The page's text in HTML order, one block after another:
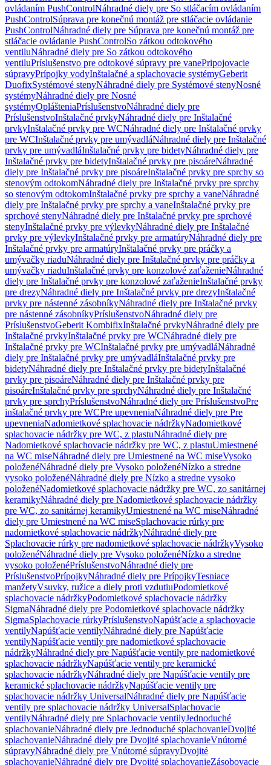
ovládaním PushControlNáhradné diely pre So stláčacím ovládaním
PushControlSúprava pre konečnú montáž pre stláčacie ovládanie
PushControlNáhradné diely pre Súprava pre konečnú montáž pre
stláčacie ovládanie PushControlSo zátkou odtokového
ventiluNáhradné diely pre So zátkou odtokového
ventiluPríslušenstvo pre odtokové súpravy pre vanePripojovacie
súpravyPrípojky vodyInštalačné a splachovacie systémyGeberit
DuofixSystémové stenyNáhradné diely pre Systémové stenyNosné
systémyNáhradné diely pre Nosné
systémyOplášteniaPríslušenstvoNáhradné diely pre
PríslušenstvoInštalačné prvkyNáhradné diely pre Inštalačné
prvkyInštalačné prvky pre WCNáhradné diely pre Inštalačné prvky
pre WCInštalačné prvky pre umývadláNáhradné diely pre Inštalačné
prvky pre umývadláInštalačné prvky pre bidetyNáhradné diely pre
Inštalačné prvky pre bidetyInštalačné prvky pre pisoáreNáhradné
diely pre Inštalačné prvky pre pisoáreInštalačné prvky pre sprchy so
stenovým odtokomNáhradné diely pre Inštalačné prvky pre sprchy
so stenovým odtokomInštalačné prvky pre sprchy a vaneNáhradné
diely pre Inštalačné prvky pre sprchy a vaneInštalačné prvky pre
sprchové stenyNáhradné diely pre Inštalačné prvky pre sprchové
stenyInštalačné prvky pre výlevkyNáhradné diely pre Inštalačné
prvky pre výlevkyInštalačné prvky pre armatúryNáhradné diely pre
Inštalačné prvky pre armatúryInštalačné prvky pre práčky a
umývačky riaduNáhradné diely pre Inštalačné prvky pre práčky a
umývačky riaduInštalačné prvky pre konzolové zaťaženieNáhradné
diely pre Inštalačné prvky pre konzolové zaťaženieInštalačné prvky
pre drezyNáhradné diely pre Inštalačné prvky pre drezyInštalačné
prvky pre nástenné zásobníkyNáhradné diely pre Inštalačné prvky
pre nástenné zásobníkyPríslušenstvoNáhradné diely pre
PríslušenstvoGeberit KombifixInštalačné prvkyNáhradné diely pre
Inštalačné prvkyInštalačné prvky pre WCNáhradné diely pre
Inštalačné prvky pre WCInštalačné prvky pre umývadláNáhradné
diely pre Inštalačné prvky pre umývadláInštalačné prvky pre
bidetyNáhradné diely pre Inštalačné prvky pre bidetyInštalačné
prvky pre pisoáreNáhradné diely pre Inštalačné prvky pre
pisoáreInštalačné prvky pre sprchyNáhradné diely pre Inštalačné
prvky pre sprchyPríslušenstvoNáhradné diely pre PríslušenstvoPre
inštalačné prvky pre WCPre upevneniaNáhradné diely pre Pre
upevneniaNadomietkové splachovacie nádržkyNadomietkové
splachovacie nádržky pre WC, z plastuNáhradné diely pre
Nadomietkové splachovacie nádržky pre WC, z plastuUmiestnené
na WC miseNáhradné diely pre Umiestnené na WC miseVysoko
položenéNáhradné diely pre Vysoko položenéNízko a stredne
vysoko položenéNáhradné diely pre Nízko a stredne vysoko
položenéNadomietkové splachovacie nádržky pre WC, zo sanitárnej
keramikyNáhradné diely pre Nadomietkové splachovacie nádržky
pre WC, zo sanitárnej keramikyUmiestnené na WC miseNáhradné
diely pre Umiestnené na WC miseSplachovacie rúrky pre
nadomietkové splachovacie nádržkyNáhradné diely pre
Splachovacie rúrky pre nadomietkové splachovacie nádržkyVysoko
položenéNáhradné diely pre Vysoko položenéNízko a stredne
vysoko položenéPríslušenstvoNáhradné diely pre
PríslušenstvoPrípojkyNáhradné diely pre PrípojkyTesniace
manžetyVsuvky, ružice a diely proti vzdutiuPodomietkové
splachovacie nádržkyPodomietkové splachovacie nádržky
SigmaNáhradné diely pre Podomietkové splachovacie nádržky
SigmaSplachovacie rúrkyPríslušenstvoNapúšťacie a splachovacie
ventilyNapúšťacie ventilyNáhradné diely pre Napúšťacie
ventilyNapúšťacie ventily pre nadomietkové splachovacie
nádržkyNáhradné diely pre Napúšťacie ventily pre nadomietkové
splachovacie nádržkyNapúšťacie ventily pre keramické
splachovacie nádržkyNáhradné diely pre Napúšťacie ventily pre
keramické splachovacie nádržkyNapúšťacie ventily pre
splachovacie nádržky UniversalNáhradné diely pre Napúšťacie
ventily pre splachovacie nádržky UniversalSplachovacie
ventilyNáhradné diely pre Splachovacie ventilyJednoduché
splachovanieNáhradné diely pre Jednoduché splachovanieDvojité
splachovanieNáhradné diely pre Dvojité splachovanieVnútorné
súpravyNáhradné diely pre Vnútorné súpravyDvojité
splachovanieNáhradné diely pre Dvojité splachovanieZásobovacie